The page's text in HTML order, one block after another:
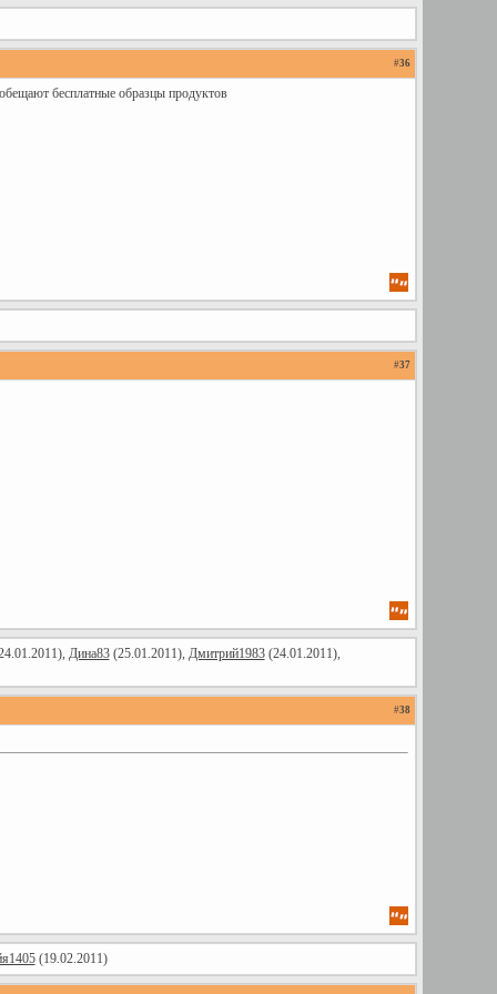
#36
бесплатные образцы продуктов
#37
Дина83(25.01.2011), Дмитрий1983(24.01.2011),
#38
(19.02.2011)